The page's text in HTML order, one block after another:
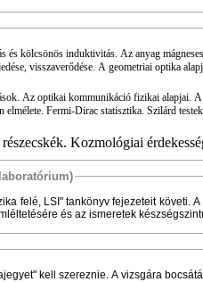
kölcsönös induktivitás. Az anyag
visszaverődése. A geometriai optika
Az optikai kommunikáció fizikai alapjai.
Fermi-Dirac statisztika. Szilárd
Kozmológiai
felé, LSI" tankönyv fejezeteit követi.
és az ismeretek
kell szereznie. A vizsgára